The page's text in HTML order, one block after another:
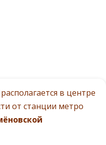
в центре
от станции метро